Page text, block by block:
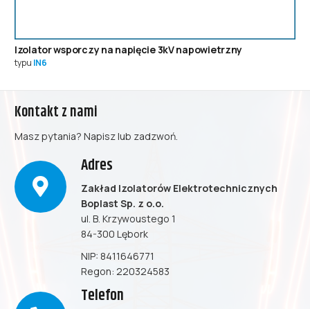
Izolator wsporczy na napięcie 3kV napowietrzny
typu IN6
Kontakt z nami
Masz pytania? Napisz lub zadzwoń.
Adres
Zakład Izolatorów Elektrotechnicznych
Boplast Sp. z o.o.
ul. B. Krzywoustego 1
84-300 Lębork
NIP: 8411646771
Regon: 220324583
Telefon